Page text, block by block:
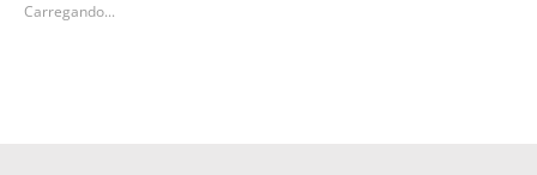
Carregando...